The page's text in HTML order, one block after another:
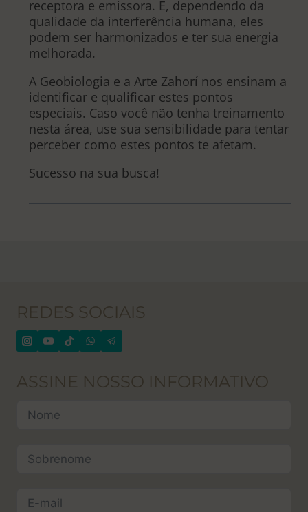
receptora e emissora. E, dependendo da
qualidade da interferência humana, eles
podem ser harmonizados e ter sua energia
melhorada.
A Geobiologia e a Arte Zahorí nos ensinam a
identificar e qualificar estes pontos
especiais. Caso você não tenha treinamento
nesta área, use sua sensibilidade para tentar
perceber como estes pontos te afetam.
Sucesso na sua busca!
REDES SOCIAIS
ASSINE NOSSO INFORMATIVO